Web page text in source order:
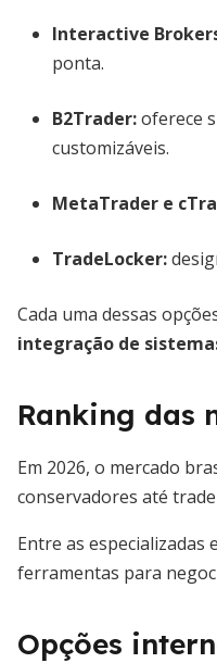
Interactive
ponta.
B2Trader:oferece
customizáveis.
MetaTrader e
TradeLocker:
Cada uma dessas
integração de
Ranking das
Em 2026, o mercado
conservadores até
Entre as especializadas
ferramentas para
Opções